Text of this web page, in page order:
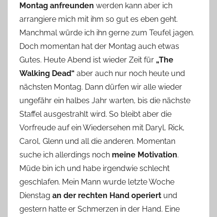
o
n
n
e
Montag anfreunden werden kann aber ich
arrangiere mich mit ihm so gut es eben geht.
Manchmal würde ich ihn gerne zum Teufel jagen.
Doch momentan hat der Montag auch etwas
Gutes. Heute Abend ist wieder Zeit für „The
Walking Dead“ aber auch nur noch heute und
nächsten Montag. Dann dürfen wir alle wieder
ungefähr ein halbes Jahr warten, bis die nächste
Staffel ausgestrahlt wird. So bleibt aber die
Vorfreude auf ein Wiedersehen mit Daryl, Rick,
Carol, Glenn und all die anderen. Momentan
suche ich allerdings noch meine Motivation.
Müde bin ich und habe irgendwie schlecht
geschlafen. Mein Mann wurde letzte Woche
Dienstag an der rechten Hand operiert und
gestern hatte er Schmerzen in der Hand. Eine